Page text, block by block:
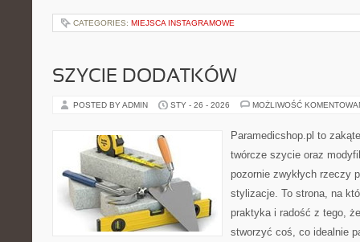
CATEGORIES: MIEJSCA INSTAGRAMOWE
SZYCIE DODATKÓW
POSTED BY ADMIN STY - 26 - 2026 MOŻLIWOŚĆ
Paramedicshop.pl to
twórcze szycie oraz
pozornie zwykłych rzeczy
stylizacje. To strona, na
praktyka i radość z tego,
stworzyć coś, co idealnie